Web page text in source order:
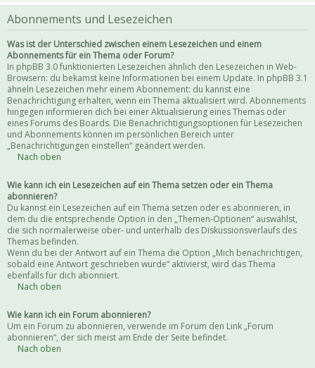
Abonnements und Lesezeichen
Was ist der Unterschied zwischen einem Lesezeichen und einem
Abonnements für ein Thema oder Forum?
In phpBB 3.0 funktionierten Lesezeichen ähnlich den Lesezeichen in Web-
Browsern: du bekamst keine Informationen bei einem Update. In phpBB 3.1
ähneln Lesezeichen mehr einem Abonnement: du kannst eine
Benachrichtigung erhalten, wenn ein Thema aktualisiert wird. Abonnements
hingegen informieren dich bei einer Aktualisierung eines Themas oder
eines Forums des Boards. Die Benachrichtigungsoptionen für Lesezeichen
und Abonnements können im persönlichen Bereich unter
„Benachrichtigungen einstellen“ geändert werden.
Nach oben
Wie kann ich ein Lesezeichen auf ein Thema setzen oder ein Thema
abonnieren?
Du kannst ein Lesezeichen auf ein Thema setzen oder es abonnieren, in
dem du die entsprechende Option in den „Themen-Optionen“ auswählst,
die sich normalerweise ober- und unterhalb des Diskussionsverlaufs des
Themas befinden.
Wenn du bei der Antwort auf ein Thema die Option „Mich benachrichtigen,
sobald eine Antwort geschrieben wurde“ aktivierst, wird das Thema
ebenfalls für dich abonniert.
Nach oben
Wie kann ich ein Forum abonnieren?
Um ein Forum zu abonnieren, verwende im Forum den Link „Forum
abonnieren“, der sich meist am Ende der Seite befindet.
Nach oben